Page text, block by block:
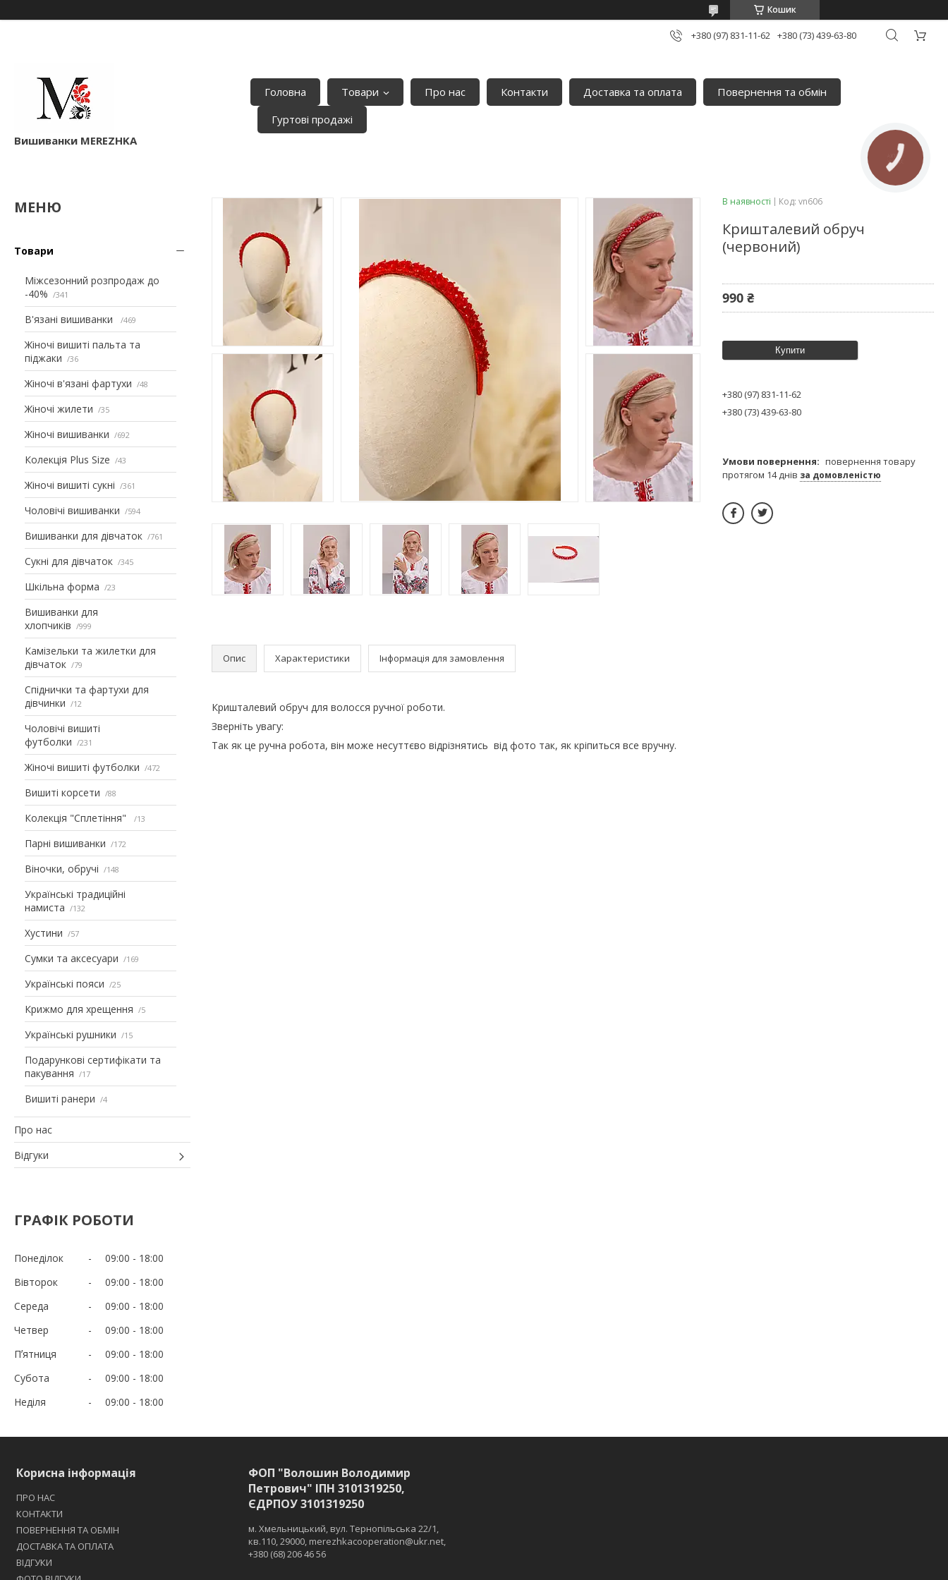
Кошик
+380 (97) 831-11-62 +380 (73) 439-63-80
Вишиванки MEREZHKA
Головна Товари Про нас Контакти Доставка та оплата
Повернення та обмін
Гуртові продажі
Товари
Міжсезонний розпродаж до
-40%
341
В'язані вишиванки 469
Жіночі вишиті пальта та
піджаки
36
Жіночі в'язані фартухи 48
Жіночі жилети 35
Жіночі вишиванки 692
Колекція Plus Size 43
Жіночі вишиті сукні 361
Чоловічі вишиванки 594
Вишиванки для дівчаток 761
Сукні для дівчаток 345
Шкільна форма 23
Вишиванки для
хлопчиків
999
Камізельки та жилетки для
дівчаток
79
Спіднички та фартухи для
дівчинки
12
Чоловічі вишиті
футболки
231
Жіночі вишиті футболки 472
Вишиті корсети 88
Колекція "Сплетіння" 13
Парні вишиванки 172
Віночки, обручі 148
Українські традиційні
намиста
132
Хустини 57
Сумки та аксесуари 169
Українські пояси 25
Крижмо для хрещення 5
Українські рушники 15
Подарункові сертифікати та
пакування
17
Вишиті ранери 4
Про нас
Відгуки
ГРАФІК РОБОТИ
Понеділок 09:00
18:00
Вівторок
09:00
18:00
Середа
09:00
18:00
Четвер
09:00
18:00
Пʼятниця
09:00
18:00
Субота
09:00
18:00
Неділя
09:00 18:00
Опис Характеристики Інформація для замовлення
Кришталевий обруч для волосся ручної роботи.
Зверніть увагу:
Так як це ручна робота, він може несуттєво відрізнятись від фото так, як кріпиться все вручну.
В наявності Код: vn606
Кришталевий обруч
(червоний)
990 ₴
Купити
+380 (97) 831-11-62
+380 (73) 439-63-80
повернення товару
протягом 14 днів за домовленістю
Корисна інформація
ПРО НАС
КОНТАКТИ
ПОВЕРНЕННЯ ТА ОБМІН
ДОСТАВКА ТА ОПЛАТА
ВІДГУКИ
ФОП "Волошин Володимир
Петрович" ІПН 3101319250,
ЄДРПОУ 3101319250
м. Хмельницький, вул. Тернопільська 22/1,
кв.110, 29000, merezhkacooperation@ukr.net,
+380 (68) 206 46 56
КНОПКА
ЗВ'ЯЗКУ